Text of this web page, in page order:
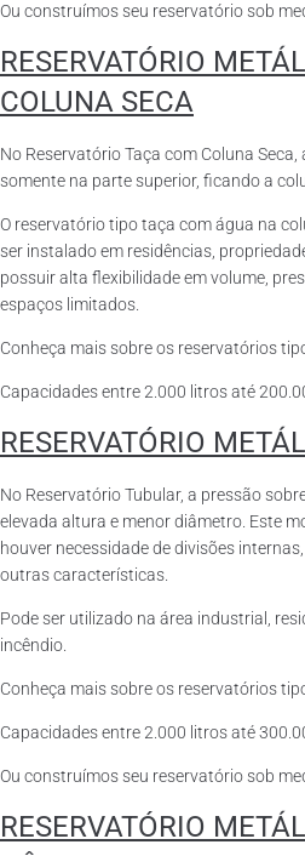
Ou construímos seu reservatório sob
RESERVATÓRIO
COLUNA SECA
No Reservatório Taça com Coluna
somente na parte superior, ficando a
O reservatório tipo taça com água na
ser instalado em residências,
possuir alta flexibilidade em volume,
espaços limitados.
Conheça mais sobre os reservatórios
Capacidades entre 2.000 litros até
RESERVATÓRIO
No Reservatório Tubular, a pressão
elevada altura e menor diâmetro. Este
houver necessidade de divisões
outras características.
Pode ser utilizado na área industrial,
incêndio.
Conheça mais sobre os reservatórios
Capacidades entre 2.000 litros até
Ou construímos seu reservatório sob
RESERVATÓRIO